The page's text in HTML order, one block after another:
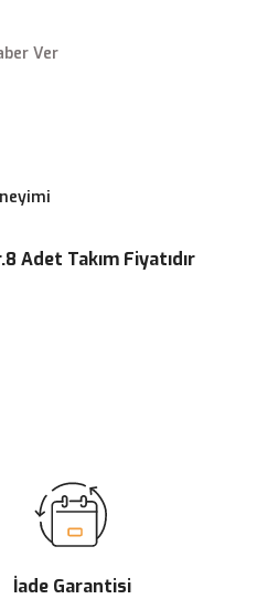
Ver
Adet Takım Fiyatıdır
İade Garantisi